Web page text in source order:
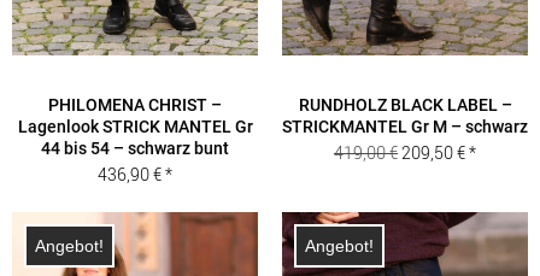
PHILOMENA CHRIST –
Lagenlook STRICK MANTEL Gr
44 bis 54 – schwarz bunt
436,90€
RUNDHOLZ BLACK LABEL –
STRICKMANTEL Gr M – schwarz
419,00€Ursprünglicher
419,00 €
209,50€Aktueller
209,50 €.
Angebot! Angebot!